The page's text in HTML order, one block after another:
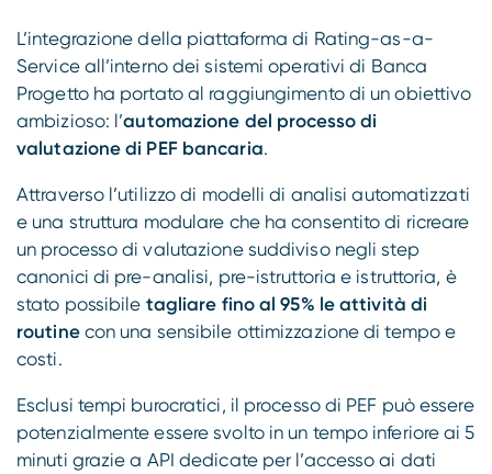
L’integrazione della piattaforma di Rating-as-a-
Service all’interno dei sistemi operativi di Banca
Progetto ha portato al raggiungimento di un obiettivo
ambizioso: l’automazione del processo di
valutazione di PEF bancaria.
Attraverso l’utilizzo di modelli di analisi automatizzati
e una struttura modulare che ha consentito di ricreare
un processo di valutazione suddiviso negli step
canonici di pre-analisi, pre-istruttoria e istruttoria, è
stato possibile tagliare fino al 95% le attività di
routinecon una sensibile ottimizzazione di tempo e
costi.
Esclusi tempi burocratici, il processo di PEF può essere
potenzialmente essere svolto in un tempo inferiore ai 5
minuti grazie a API dedicate per l’accesso ai dati